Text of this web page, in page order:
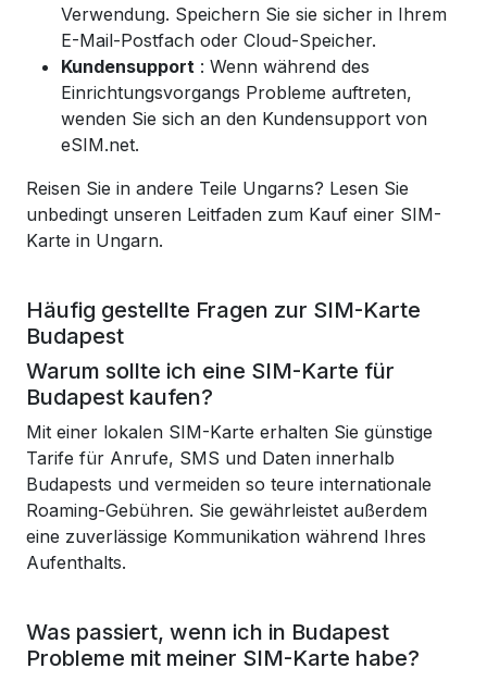
Verwendung. Speichern Sie sie sicher in Ihrem
E-Mail-Postfach oder Cloud-Speicher.
Kundensupport : Wenn während des
Einrichtungsvorgangs Probleme auftreten,
wenden Sie sich an den Kundensupport von
eSIM.net.
Reisen Sie in andere Teile Ungarns? Lesen Sie
unbedingt unseren Leitfaden zum Kauf einer SIM-
Karte in Ungarn.
Häufig gestellte Fragen zur SIM-Karte
Budapest
Warum sollte ich eine SIM-Karte für
Budapest kaufen?
Mit einer lokalen SIM-Karte erhalten Sie günstige
Tarife für Anrufe, SMS und Daten innerhalb
Budapests und vermeiden so teure internationale
Roaming-Gebühren. Sie gewährleistet außerdem
eine zuverlässige Kommunikation während Ihres
Aufenthalts.
Was passiert, wenn ich in Budapest
Probleme mit meiner SIM-Karte habe?